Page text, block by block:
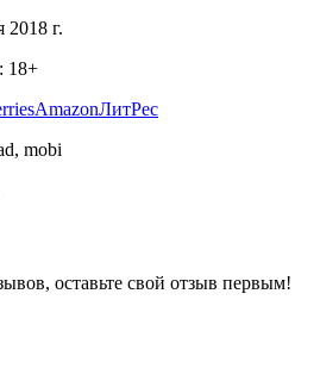
2018 г.
18+
AmazonЛитРес
mobi
оставьте свой отзыв первым!